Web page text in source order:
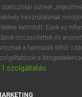
VAN
megtekintéséhez.
statisztikai sütiket
használatának
kattintott. Ezek az
összesítettek és
a harmadik féltől
a
1 szolgáltatás
q w e
a s d
í y x